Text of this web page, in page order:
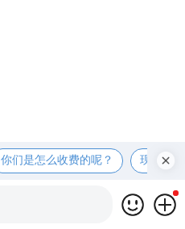
你们是怎么收费的呢？ 现在有